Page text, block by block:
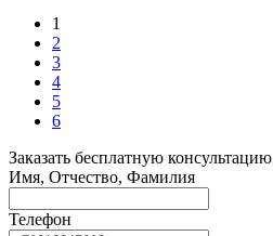
1
2
3
4
5
6
Заказать бесплатную консультацию
Имя, Отчество, Фамилия
Телефон